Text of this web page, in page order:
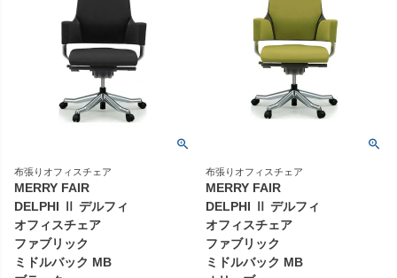
布張りオフィスチェア
MERRY FAIR
DELPHI Ⅱ デルフィ
オフィスチェア
ファブリック
ミドルバック MB
布張りオフィスチェア
MERRY FAIR
DELPHI Ⅱ デルフィ
オフィスチェア
ファブリック
ミドルバック MB